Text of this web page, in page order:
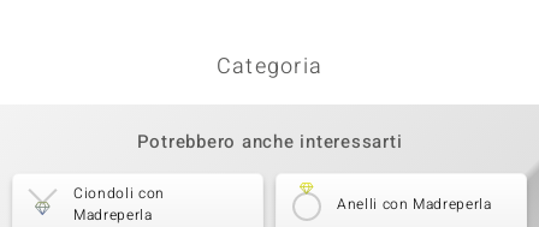
Quantità e dimensione
58 à 1,5 mm
Taglio rotondo
pavé Nigeria
Categoria
Potrebbero anche interessarti
Ciondoli con
Madreperla
Anelli con Madreperla